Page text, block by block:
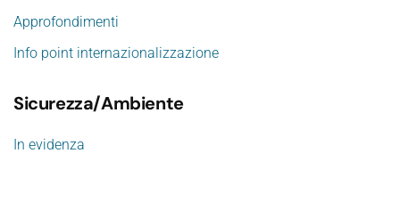
Approfondimenti
Info point internazionalizzazione
Sicurezza/Ambiente
In evidenza